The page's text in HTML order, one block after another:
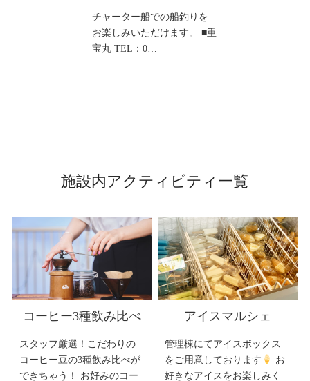
チャーター船での船釣りを
お楽しみいただけます。 ■重
宝丸 TEL：0…
施設内アクティビティ一覧
コーヒー3種飲み比べ
スタッフ厳選！こだわりの
コーヒー豆の3種飲み比べが
できちゃう！ お好みのコー
アイスマルシェ
管理棟にてアイスボックス
をご用意しております
お
好きなアイスをお楽しみく